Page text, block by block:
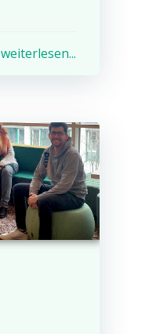
weiterlesen...